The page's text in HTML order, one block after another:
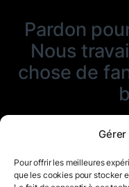
Pour offrir les meilleures
que les cookies pour stocker
Pardon
Nous
chose de